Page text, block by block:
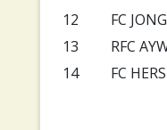
12
FC
13
RFC
14
FC